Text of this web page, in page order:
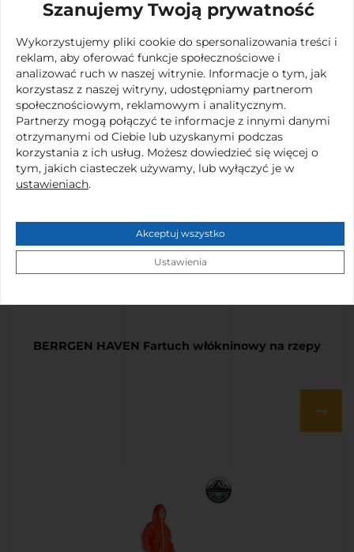
rozwiązań dla Twojej firmy.
ZAPYTAJ O PRODUKT
Produkty, które ochronią ciało
Twojego pracownika lub klienta
BERRGEN HAVEN Fartuch włókninowy na rzepy
Szanujemy Twoją prywatność
Wykorzystujemy pliki cookie do spersonalizowania treści i
reklam, aby oferować funkcje społecznościowe i
analizować ruch w naszej witrynie. Informacje o tym, jak
korzystasz z naszej witryny, udostępniamy partnerom
społecznościowym, reklamowym i analitycznym.
Partnerzy mogą połączyć te informacje z innymi danymi
otrzymanymi od Ciebie lub uzyskanymi podczas
korzystania z ich usług. Możesz dowiedzieć się więcej o
tym, jakich ciasteczek używamy, lub wyłączyć je w
ustawieniach.
Akceptuj wszystko
Ustawienia